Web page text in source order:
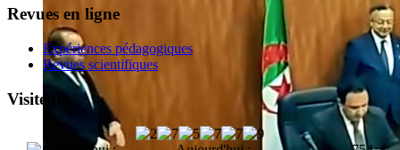
Revues en ligne
Expériences pédagogiques
Revues scientifiques
Visiteurs